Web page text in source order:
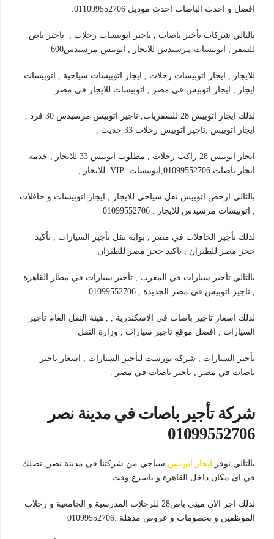
افضل و احدث الباصات احدث موديل 011099552706.
بالتالي شركات تأجير باصات , تاجير اتوبيسات رحلات , تاجير باص
للسفر , اتوبيسات مرسيدس للايجار , اتوبيس مرسيدس600
للايجار , ايجار اتوبيسات رحلات , ايجار اتوبيسات سياحية , اتوبيسات
ايجار , ايجار اتوبيس في مصر , اتوبيسات للايجار فى مصر.
لذلك ايجار اتوبيس 28 للسفريات, تاجير اتوبيس مرسيدس 30 فرد ,
ايجار اتوبيس ,تاجير اتوبيس رحلات 33 حديث ,
ايجار اتوبيس 28 راكب رحلات , مطلوب اتوبيس 33 للايجار , خدمة
ايجار باصات 01099552706,اتوبيسات VIP للايجار ,
بالتالي ارخص اتوبيس نقل سياحي للايجار , ايجار اتوبيسات و حافلات
, اتوبيسات مرسيدس للايجار . 01099552706
لذلك تأجير الحافلات في مصر , بوابة نقل تأجير السيارات , تأكيد
حجز مصر للطيران , تاكيد حجز مصر للطيران
بالتالي تأجير سيارات في المغرب , تأجير سيارات في مطار القاهرة
, تاجير اتوبيس في مصر الجديدة , 01099552706
لذلك اسعار تاجير باصات في الاسكندرية , , هيئة النقل العام تأجير
السيارات , افضل موقع تاجير سيارات , وزارة النقل
تأجير السيارات , شركة تورست لتأجير السيارات , اسعار تاجير
باصات في مصر , تاجير باصات في مصر .
شركة تأجير باصات في مدينة نصر
01099552706
بالتالي نوفر ايجار اتوبيس سياحي من شركتنا في مدينة نصر, نصلك
في اي مكان داخل القاهرة و باسرع وقت .
لذلك اجر الان ميني باص28 للرحلات المدرسية و الجامعية و رحلات
الموظفين و بخصومات و عروض مذهلة .01099552706